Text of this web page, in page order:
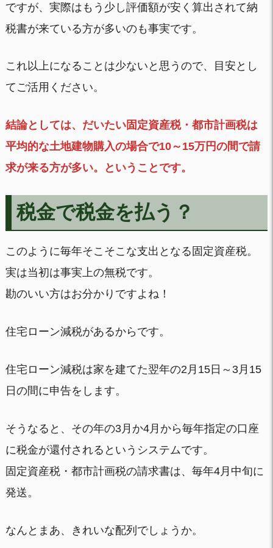
ですが、実際はもう少し評価額が安く算出されて納
税書が来ている方が多いのも事実です。
これ以上になることは少ないと思うので、目安とし
てご活用ください。
結論としては、だいたい固定資産税・都市計画税は
平均的な土地建物購入の場合で10～15万円の間で請
求が来る方が多い。ということです。
税金で税金を払う？
このように毎年そこそこな支出となる固定資産税。
実は当初は事実上の無税です。
勘のいい方はお分かりですよね！
住宅ローン減税があるからです。
住宅ローン減税は家を建てた翌年の2月15日～3月15
日の間に申告をします。
そうなると、その年の3月か4月から毎年指定の口座
に税金が還付されるというシステムです。
固定資産税・都市計画税の請求書は、毎年4月中旬に
発送。
なんとまあ、きれいな配列でしょうか。